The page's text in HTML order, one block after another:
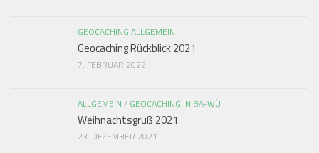
GEOCACHING ALLGEMEIN
Geocaching Rückblick 2021
7. FEBRUAR 2022
ALLGEMEIN / GEOCACHING IN BA-WÜ
Weihnachtsgruß 2021
23. DEZEMBER 2021